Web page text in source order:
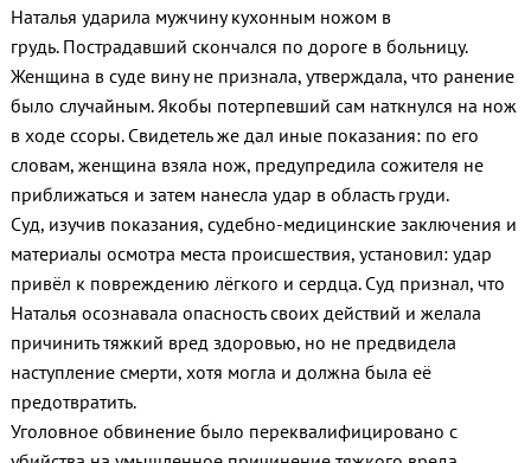
Наталья ударила мужчину кухонным ножом в
грудь. Пострадавший скончался по дороге в больницу.
Женщина в суде вину не признала, утверждала, что ранение
было случайным. Якобы потерпевший сам наткнулся на нож
в ходе ссоры. Свидетель же дал иные показания: по его
словам, женщина взяла нож, предупредила сожителя не
приближаться и затем нанесла удар в область груди.
Суд, изучив показания, судебно‑медицинские заключения и
материалы осмотра места происшествия, установил: удар
привёл к повреждению лёгкого и сердца. Суд признал, что
Наталья осознавала опасность своих действий и желала
причинить тяжкий вред здоровью, но не предвидела
наступление смерти, хотя могла и должна была её
предотвратить.
Уголовное обвинение было переквалифицировано с